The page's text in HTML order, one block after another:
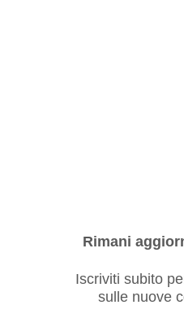
Rimani
Iscriviti subito
sulle nuove